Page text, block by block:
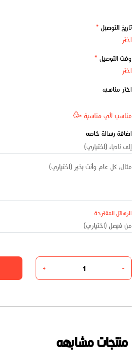
تاريخ التوصيل *
وقت التوصيل *
اختر مناسبه
اضافة رسالة خاصه
الرسائل المقترحة
-
+
منتجات مشابهه